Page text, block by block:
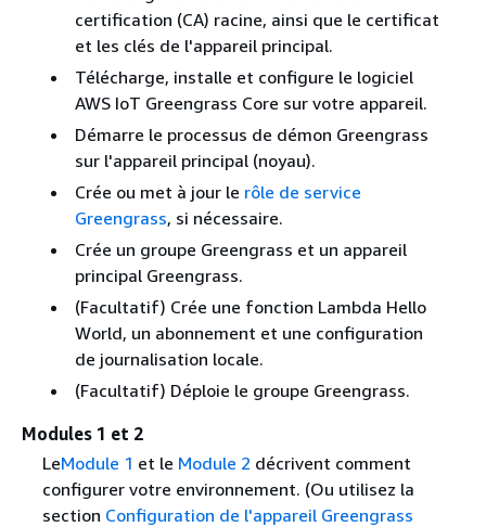
certification (CA) racine, ainsi que le certificat
et les clés de l'appareil principal.
Télécharge, installe et configure le logiciel
AWS IoT Greengrass Core sur votre appareil.
Démarre le processus de démon Greengrass
sur l'appareil principal (noyau).
Crée ou met à jour le rôle de service
Greengrass, si nécessaire.
Crée un groupe Greengrass et un appareil
principal Greengrass.
(Facultatif) Crée une fonction Lambda Hello
World, un abonnement et une configuration
de journalisation locale.
(Facultatif) Déploie le groupe Greengrass.
Modules 1 et 2
LeModule 1 et le Module 2 décrivent comment
configurer votre environnement. (Ou utilisez la
section Configuration de l'appareil Greengrass